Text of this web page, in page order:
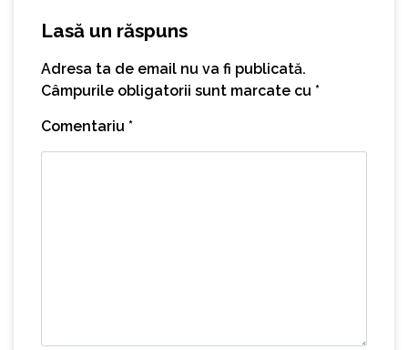
Lasă un răspuns
Adresa ta de email nu va fi publicată.
Câmpurile obligatorii sunt marcate cu *
Comentariu *